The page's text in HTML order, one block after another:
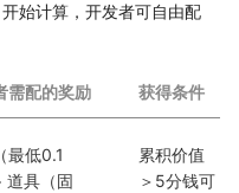
始计算，开发者可自由配
需配的奖励 获得条件
最低0.1
道具（固
累积价值
＞5分钱可